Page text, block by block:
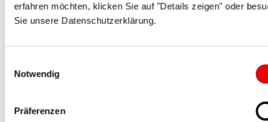
erfahren möchten, klicken Sie auf "Details zeigen" oder
Sie unsere Datenschutzerklärung.
Notwendig
Präferenzen